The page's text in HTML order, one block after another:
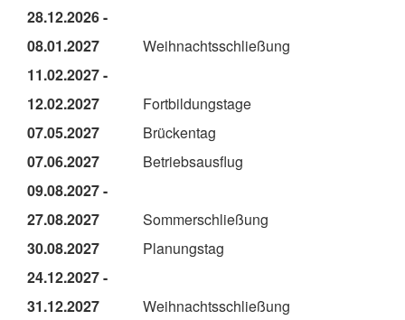
28.12.2026 -
08.01.2027 Weihnachtsschließung
11.02.2027 -
12.02.2027 Fortbildungstage
07.05.2027
Brückentag
07.06.2027
Betriebsausflug
09.08.2027 -
27.08.2027 Sommerschließung
30.08.2027 Planungstag
24.12.2027 -
31.12.2027
Weihnachtsschließung